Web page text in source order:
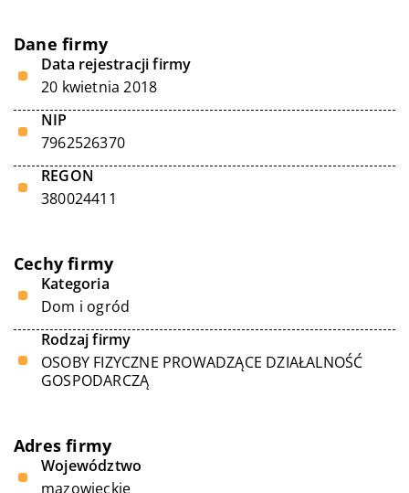
Dane firmy
Data rejestracji firmy
20 kwietnia 2018
NIP
7962526370
REGON
380024411
Cechy firmy
Kategoria
Dom i ogród
Rodzaj firmy
OSOBY FIZYCZNE PROWADZĄCE DZIAŁALNOŚĆ
GOSPODARCZĄ
Adres firmy
Województwo
mazowieckie